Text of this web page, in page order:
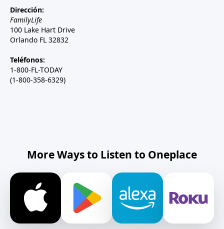
Dirección:
FamilyLife
100 Lake Hart Drive
Orlando FL 32832
Teléfonos:
1-800-FL-TODAY
(1-800-358-6329)
More Ways to Listen to Oneplace